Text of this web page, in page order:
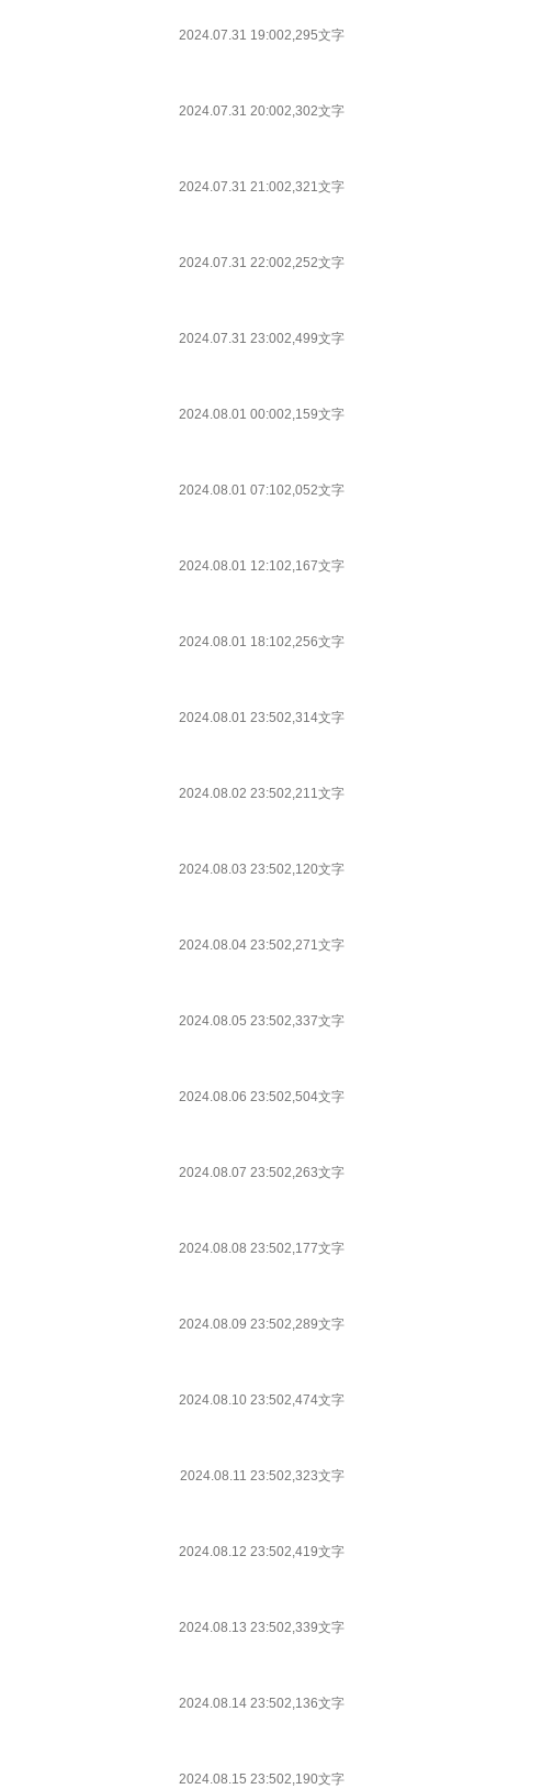
2024.07.31 19:002,295文字
2024.07.31 20:002,302文字
2024.07.31 21:002,321文字
2024.07.31 22:002,252文字
2024.07.31 23:002,499文字
2024.08.01 00:002,159文字
2024.08.01 07:102,052文字
2024.08.01 12:102,167文字
2024.08.01 18:102,256文字
2024.08.01 23:502,314文字
2024.08.02 23:502,211文字
2024.08.03 23:502,120文字
2024.08.04 23:502,271文字
2024.08.05 23:502,337文字
2024.08.06 23:502,504文字
2024.08.07 23:502,263文字
2024.08.08 23:502,177文字
2024.08.09 23:502,289文字
2024.08.10 23:502,474文字
2024.08.11 23:502,323文字
2024.08.12 23:502,419文字
2024.08.13 23:502,339文字
2024.08.14 23:502,136文字
2024.08.15 23:502,190文字